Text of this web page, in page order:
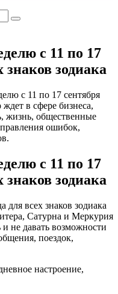
с 11 по 17
знаков зодиака
с 11 по 17 сентября
в сфере бизнеса,
жизнь, общественные
ошибок,
с 11 по 17
знаков зодиака
для всех знаков зодиака
Сатурна и Меркурия
не давать возможности
поездок,
настроение,